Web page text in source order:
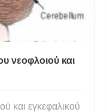
νεοφλοιού και
και εγκεφαλικού